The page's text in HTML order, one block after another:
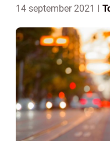
14 september 2021